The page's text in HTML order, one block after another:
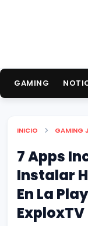
GAMING
INICIO GAMING
7 Apps
Instalar
En La
ExploxTV